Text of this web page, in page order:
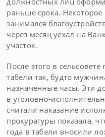
раньше срока.
занимался
через месяц уехал на
участок.
После этого в
табели так, будто
назначенные часы. Эти
в уголовно-
считали наказание
прокуратуры показала,
года в табели вносили